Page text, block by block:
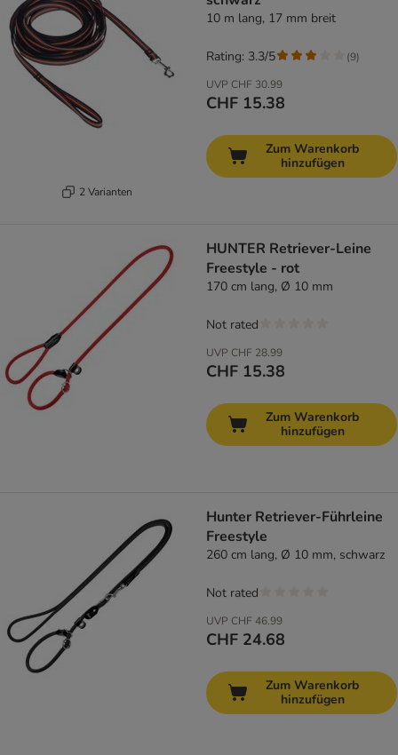
2 Varianten
10 m lang, 17 mm breit
UVP CHF 30.99
CHF 15.38
Rating: 3.3/5 (9)
Zum Warenkorb
hinzufügen
HUNTER Retriever-Leine
Freestyle - rot
170 cm lang, Ø 10 mm
UVP CHF 28.99
CHF 15.38
Not rated
Zum Warenkorb
hinzufügen
Hunter Retriever-Führleine
Freestyle
260 cm lang, Ø 10 mm, schwarz
UVP CHF 46.99
CHF 24.68
Not rated
Zum Warenkorb
hinzufügen